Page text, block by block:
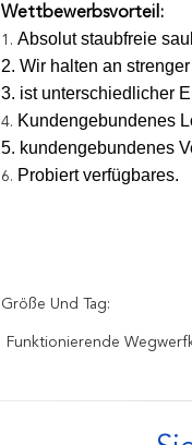
Wettbewerbsvorteil:
1. Absolut staubfreie
2. Wir halten an
3. ist unterschiedlicher
4. Kundengebundenes
5. kundengebundenes
6. Probiert verfügbares.
Größe Und Tag:
Funktionierende